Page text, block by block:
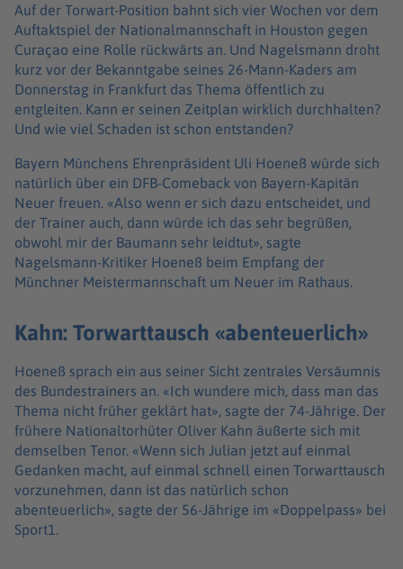
Auf der Torwart-Position bahnt sich vier Wochen vor dem
Auftaktspiel der Nationalmannschaft in Houston gegen
Curaçao eine Rolle rückwärts an. Und Nagelsmann droht
kurz vor der Bekanntgabe seines 26-Mann-Kaders am
Donnerstag in Frankfurt das Thema öffentlich zu
entgleiten. Kann er seinen Zeitplan wirklich durchhalten?
Und wie viel Schaden ist schon entstanden?
Bayern Münchens Ehrenpräsident Uli Hoeneß würde sich
natürlich über ein DFB-Comeback von Bayern-Kapitän
Neuer freuen. «Also wenn er sich dazu entscheidet, und
der Trainer auch, dann würde ich das sehr begrüßen,
obwohl mir der Baumann sehr leidtut», sagte
Nagelsmann-Kritiker Hoeneß beim Empfang der
Münchner Meistermannschaft um Neuer im Rathaus.
Kahn: Torwarttausch «abenteuerlich»
Hoeneß sprach ein aus seiner Sicht zentrales Versäumnis
des Bundestrainers an. «Ich wundere mich, dass man das
Thema nicht früher geklärt hat», sagte der 74-Jährige. Der
frühere Nationaltorhüter Oliver Kahn äußerte sich mit
demselben Tenor. «Wenn sich Julian jetzt auf einmal
Gedanken macht, auf einmal schnell einen Torwarttausch
vorzunehmen, dann ist das natürlich schon
abenteuerlich», sagte der 56-Jährige im «Doppelpass» bei
Sport1.